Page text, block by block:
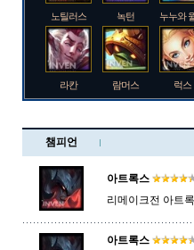
노틸러스 녹턴 누누와
라칸 람머스 럭스
말자하 말파이트 멜
챔피언
아트록스
리메이크전 아트
아트록스